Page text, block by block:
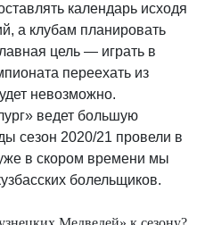
календарь исходя
а клубам планировать
цель — играть в
переехать из
невозможно.
ведет большую
сезон 2020/21 провели в
в скором времени мы
болельщиков.